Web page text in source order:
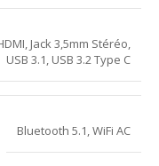
, Jack 3,5mm Stéréo,
USB 3.1, USB 3.2 Type C
Bluetooth 5.1,WiFi AC